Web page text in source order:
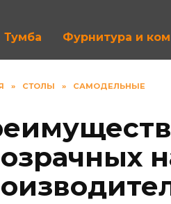
Тумба Фурнитура и
» СТОЛЫ » САМОДЕЛЬНЫЕ